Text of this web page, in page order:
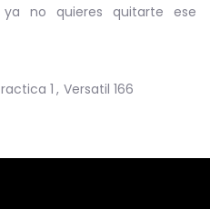
ya no quieres quitarte ese
1 , Versatil 166